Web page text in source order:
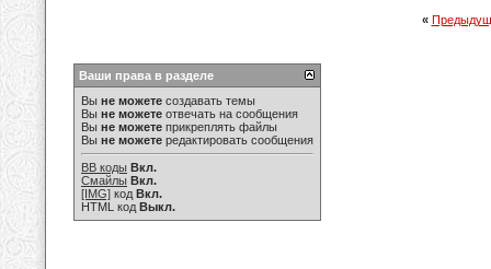
«
Ваши права в разделе
Вы не можете создавать темы
Вы не можете отвечать на сообщения
Вы не можете прикреплять файлы
Вы не можете редактировать сообщения
BB коды Вкл.
Смайлы Вкл.
[IMG] код Вкл.
HTML код Выкл.